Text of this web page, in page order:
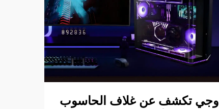
أوجي تكشف عن غلاف الحاسوب